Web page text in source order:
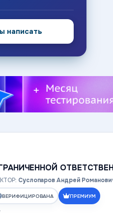
написать
Суслопаров Андрей
ВЕРИФИЦИРОВАНА ПРЕМИУМ